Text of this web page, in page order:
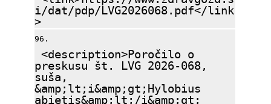
i/dat/pdp/LVG2026068.pdf</link
>
<description>Poročilo o
preskusu št. LVG 2026-068,
suša,
&amp;lt;i&amp;gt;Hylobius
abietis&amp;lt;/i&amp;gt;